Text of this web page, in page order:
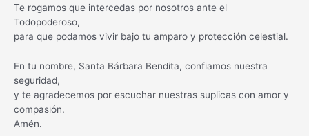
Te rogamos que intercedas por nosotros ante el
Todopoderoso,
para que podamos vivir bajo tu amparo y protección celestial.
En tu nombre, Santa Bárbara Bendita, confiamos nuestra
seguridad,
y te agradecemos por escuchar nuestras suplicas con amor y
compasión.
Amén.